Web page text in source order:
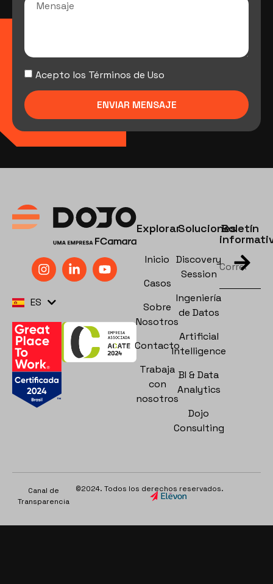
Acepto los Términos de Uso
ENVIAR MENSAJE
ES
EN
Explorar
Inicio
Casos
Sobre
Nosotros
Contacto
Trabaja
con
nosotros
Soluciones
Discovery
Session
Ingeniería
de Datos
Artificial
Intelligence
BI & Data
Analytics
Dojo
Consulting
Boletín
©2024. Todos los derechos reservados.
Canal de
Transparencia